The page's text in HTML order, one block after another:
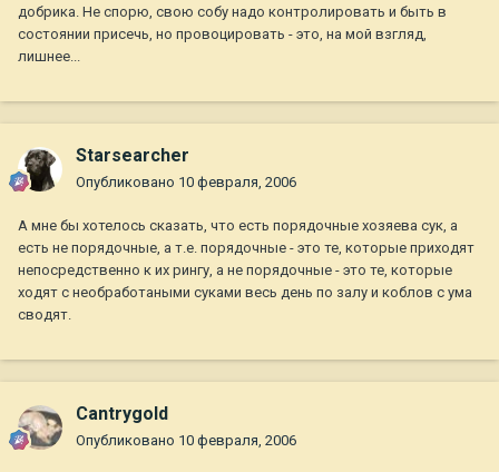
добрика. Не спорю, свою собу надо контролировать и быть в
состоянии присечь, но провоцировать - это, на мой взгляд,
лишнее...
Starsearcher
Опубликовано 10 февраля, 2006
А мне бы хотелось сказать, что есть порядочные хозяева сук, а
есть не порядочные, а т.е. порядочные - это те, которые приходят
непосредственно к их рингу, а не порядочные - это те, которые
ходят с необработаными суками весь день по залу и коблов с ума
сводят.
Cantrygold
Опубликовано 10 февраля, 2006